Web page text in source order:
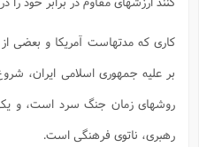
کاری که مدتهاست آمریکا و بعضی
بر علیه جمهوری اسلامی ایران،
روشهای زمان جنگ سرد است، و یکی
رهبری، ناتوی فرهنگی است.